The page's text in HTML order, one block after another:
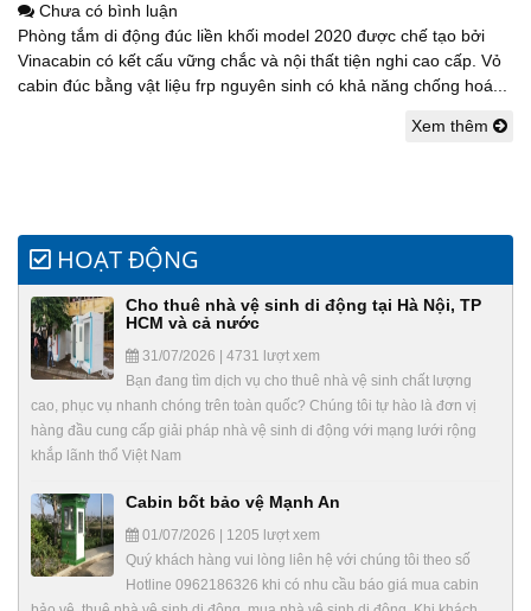
Chưa có bình luận
Phòng tắm di động đúc liền khối model 2020 được chế tạo bởi
Vinacabin có kết cấu vững chắc và nội thất tiện nghi cao cấp. Vỏ
cabin đúc bằng vật liệu frp nguyên sinh có khả năng chống hoá...
Xem thêm
HOẠT ĐỘNG
Cho thuê nhà vệ sinh di động tại Hà Nội, TP
HCM và cả nước
31/07/2026 | 4731 lượt xem
Bạn đang tìm dịch vụ cho thuê nhà vệ sinh chất lượng
cao, phục vụ nhanh chóng trên toàn quốc? Chúng tôi tự hào là đơn vị
hàng đầu cung cấp giải pháp nhà vệ sinh di động với mạng lưới rộng
khắp lãnh thổ Việt Nam
Cabin bốt bảo vệ Mạnh An
01/07/2026 | 1205 lượt xem
Quý khách hàng vui lòng liên hệ với chúng tôi theo số
Hotline 0962186326 khi có nhu cầu báo giá mua cabin